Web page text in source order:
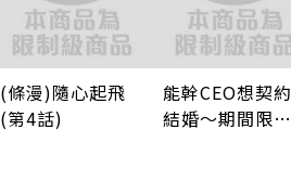
(條漫)隨心起飛
(第4話)
能幹CEO想契約
結婚～期間限定